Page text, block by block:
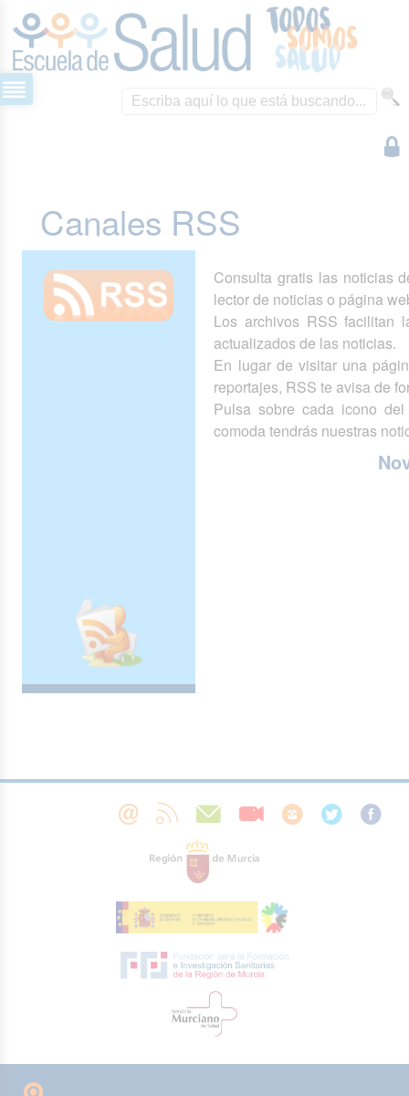
Canales RSS
Consulta gratis las noticias
lector de noticias o página
Los archivos RSS facilitan
actualizados de las noticias.
En lugar de visitar una
reportajes, RSS te avisa de
Pulsa sobre cada icono
comoda tendrás nuestras